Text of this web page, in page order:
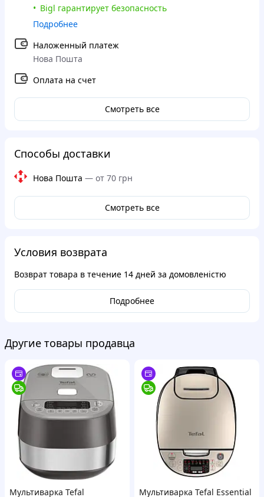
Bigl гарантирует безопасность
Подробнее
Наложенный платеж
Нова Пошта
Оплата на счет
Смотреть все
Способы доставки
Нова Пошта — от 70 грн
Смотреть все
Условия возврата
Возврат товара в течение 14 дней за домовленістю
Подробнее
Другие товары продавца
Мультиварка Tefal
Мультиварка Tefal Essential